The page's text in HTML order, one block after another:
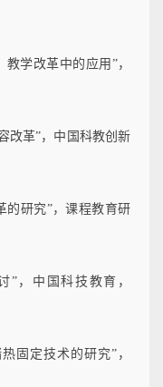
学改革中的应用”，
改革”，中国科教创新
的研究”，课程教育研
”，中国科技教育，
固定技术的研究”，